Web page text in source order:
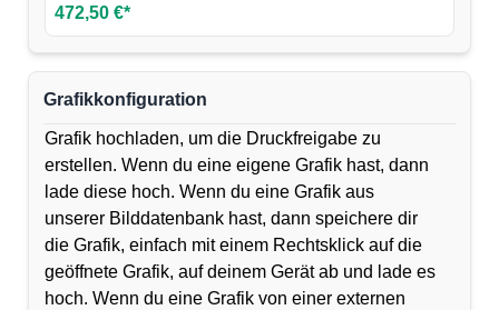
472,50 €*
Grafikkonfiguration
Grafik hochladen, um die Druckfreigabe zu
erstellen. Wenn du eine eigene Grafik hast, dann
lade diese hoch. Wenn du eine Grafik aus
unserer Bilddatenbank hast, dann speichere dir
die Grafik, einfach mit einem Rechtsklick auf die
geöffnete Grafik, auf deinem Gerät ab und lade es
hoch. Wenn du eine Grafik von einer externen